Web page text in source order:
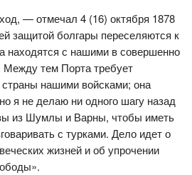
— отмечал 4 (16) октября 1878
защитой болгары переселяются к
находятся с нашими в совершенно
тем Порта требует
нашими войсками; она
я не делаю ни одного шагу назад
из Шумлы и Варны, чтобы иметь
с турками. Дело идет о
жизней и об упрочении